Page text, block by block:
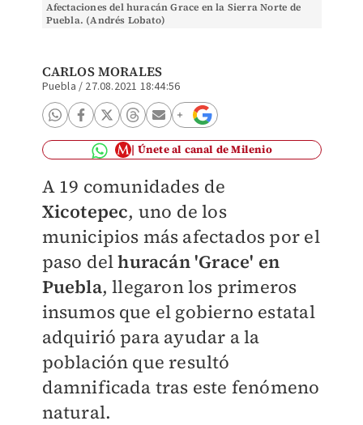
Afectaciones del huracán Grace en la Sierra Norte de
Puebla. (Andrés Lobato)
CARLOS MORALES
Puebla / 27.08.2021 18:44:56
Únete al canal de Milenio
A 19 comunidades de
Xicotepec, uno de los
municipios más afectados por el
paso delhuracán 'Grace' en
Puebla, llegaron los primeros
insumos que el gobierno estatal
adquirió para ayudar a la
población que resultó
damnificada tras este fenómeno
natural.